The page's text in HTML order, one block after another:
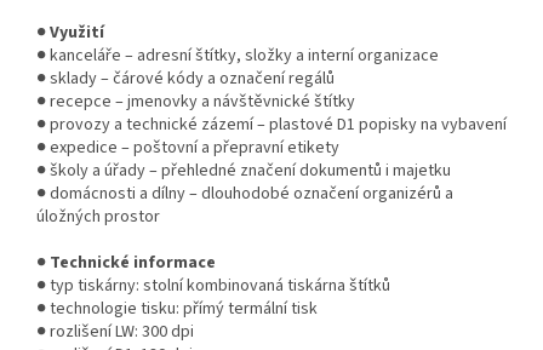
●Využití
● kanceláře – adresní štítky, složky a interní organizace
● sklady – čárové kódy a označení regálů
● recepce – jmenovky a návštěvnické štítky
● provozy a technické zázemí – plastové D1 popisky na vybavení
● expedice – poštovní a přepravní etikety
● školy a úřady – přehledné značení dokumentů i majetku
● domácnosti a dílny – dlouhodobé označení organizérů a
úložných prostor
● Technické informace
● typ tiskárny: stolní kombinovaná tiskárna štítků
● technologie tisku: přímý termální tisk
● rozlišení LW: 300 dpi